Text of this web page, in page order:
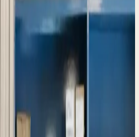
sturen? Lever het bij ons in, mét
Labels verkopen wij niet.